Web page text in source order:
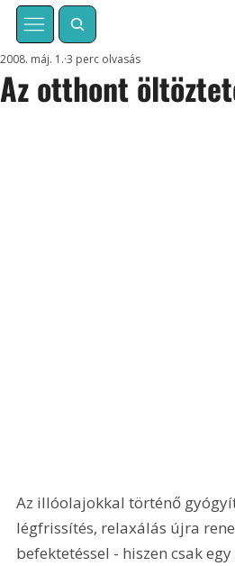
Az otthont
2008. máj. 1. 3 perc olvasás
Az illóolajokkal történő
légfrissítés, relaxálás újra
befektetéssel - hiszen csak